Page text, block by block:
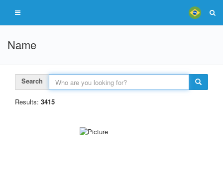
Name
Search
Results: 3415